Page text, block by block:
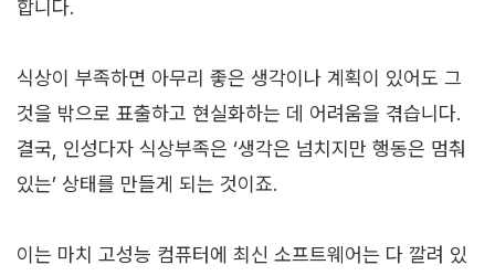
합니다.
식상이 부족하면 아무리 좋은 생각이나 계획이 있어도 그
것을 밖으로 표출하고 현실화하는 데 어려움을 겪습니다.
결국, 인성다자 식상부족은 ‘생각은 넘치지만 행동은 멈춰
있는’ 상태를 만들게 되는 것이죠.
이는 마치 고성능 컴퓨터에 최신 소프트웨어는 다 깔려 있